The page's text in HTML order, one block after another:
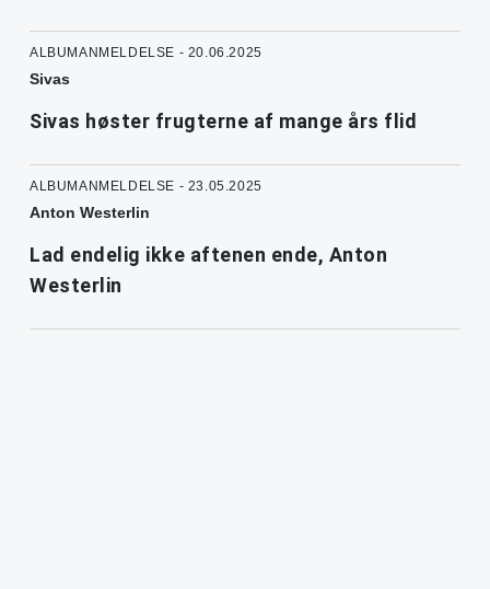
ALBUMANMELDELSE - 20.06.2025
Sivas
Sivas høster frugterne af mange års flid
ALBUMANMELDELSE - 23.05.2025
Anton Westerlin
Lad endelig ikke aftenen ende, Anton
Westerlin